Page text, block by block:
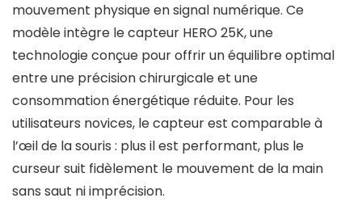
mouvement physique en signal numérique. Ce
modèle intègre le capteur HERO 25K, une
technologie conçue pour offrir un équilibre optimal
entre une précision chirurgicale et une
consommation énergétique réduite. Pour les
utilisateurs novices, le capteur est comparable à
l’œil de la souris : plus il est performant, plus le
curseur suit fidèlement le mouvement de la main
sans saut ni imprécision.